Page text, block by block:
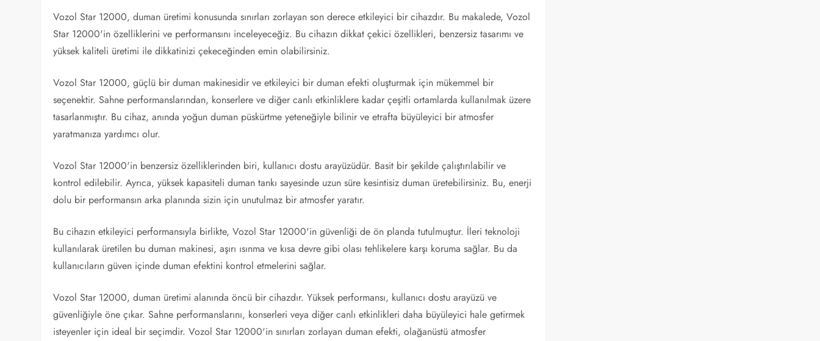
Vozol Star 12000, duman üretimi konusunda sınırları zorlayan son derece etkileyici bir cihazdır. Bu makalede, Vozol
Star 12000'in özelliklerini ve performansını inceleyeceğiz. Bu cihazın dikkat çekici özellikleri, benzersiz tasarımı ve
yüksek kaliteli üretimi ile dikkatinizi çekeceğinden emin olabilirsiniz.
Vozol Star 12000, güçlü bir duman makinesidir ve etkileyici bir duman efekti oluşturmak için mükemmel bir
seçenektir. Sahne performanslarından, konserlere ve diğer canlı etkinliklere kadar çeşitli ortamlarda kullanılmak üzere
tasarlanmıştır. Bu cihaz, anında yoğun duman püskürtme yeteneğiyle bilinir ve etrafta büyüleyici bir atmosfer
yaratmanıza yardımcı olur.
Vozol Star 12000'in benzersiz özelliklerinden biri, kullanıcı dostu arayüzüdür. Basit bir şekilde çalıştırılabilir ve
kontrol edilebilir. Ayrıca, yüksek kapasiteli duman tankı sayesinde uzun süre kesintisiz duman üretebilirsiniz. Bu, enerji
dolu bir performansın arka planında sizin için unutulmaz bir atmosfer yaratır.
Bu cihazın etkileyici performansıyla birlikte, Vozol Star 12000'in güvenliği de ön planda tutulmuştur. İleri teknoloji
kullanılarak üretilen bu duman makinesi, aşırı ısınma ve kısa devre gibi olası tehlikelere karşı koruma sağlar. Bu da
kullanıcıların güven içinde duman efektini kontrol etmelerini sağlar.
Vozol Star 12000, duman üretimi alanında öncü bir cihazdır. Yüksek performansı, kullanıcı dostu arayüzü ve
güvenliğiyle öne çıkar. Sahne performanslarını, konserleri veya diğer canlı etkinlikleri daha büyüleyici hale getirmek
isteyenler için ideal bir seçimdir. Vozol Star 12000'in sınırları zorlayan duman efekti, olağanüstü atmosfer